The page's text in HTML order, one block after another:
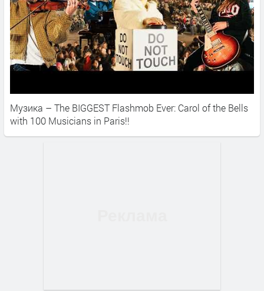
Музика – The BIGGEST Flashmob Ever: Carol of the Bells
with 100 Musicians in Paris!!